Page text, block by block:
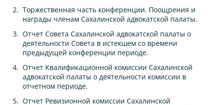
Торжественная часть конференции. Поощрения и
награды членам Сахалинской адвокатской палаты.
Отчет Совета Сахалинской адвокатской палаты о
деятельности Совета в истекшем со времени
предыдущей конференции периоде.
Отчет Квалификационной комиссии Сахалинской
адвокатской палаты о деятельности комиссии в
отчетном периоде.
Отчет Ревизионной комиссии Сахалинской